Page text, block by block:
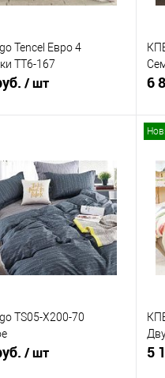
Tencel Евро 4
TT6-167
/ шт
в 1 клик
Сравнение
В наличии
6
TS05-X200-70
/ шт 5